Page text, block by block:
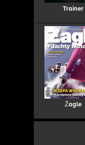
Trainer
Żagle